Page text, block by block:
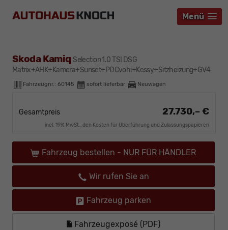
Menü
Menü
Menü
Skoda Kamiq Selection 1.0 TSI DSG
Matrix+AHK+Kamera+Sunset+PDCvohi+Kessy+Sitzheizung+GV4
Fahrzeugnr.: 60145 sofort lieferbar Neuwagen
Gesamtpreis 27.730,– €
incl. 19% MwSt., den Kosten für Überführung und Zulassungspapieren
Fahrzeug bestellen - NUR FÜR HÄNDLER
Wir rufen Sie an
Fahrzeug parken
Fahrzeugexposé (PDF)